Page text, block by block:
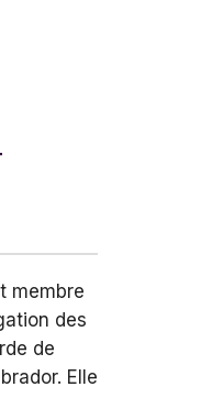
membre
des
de
Elle